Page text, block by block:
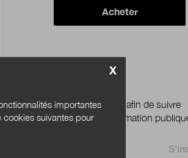
Acheter
Renseignez votre email afin de suivre
l'actualité de la transformation
X
importantes
suivantes pour